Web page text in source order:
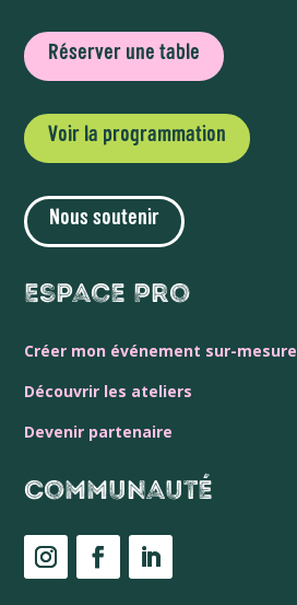
Réserver une table
Voir la programmation
Nous soutenir
Espace Pro
Créer mon événement sur-mesure
Découvrir les ateliers
Devenir partenaire
Communauté